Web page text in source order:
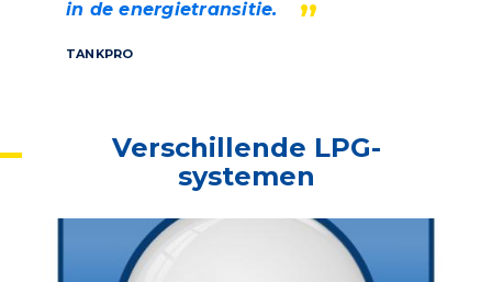
in de energietransitie.
TANKPRO
Verschillende LPG-
systemen